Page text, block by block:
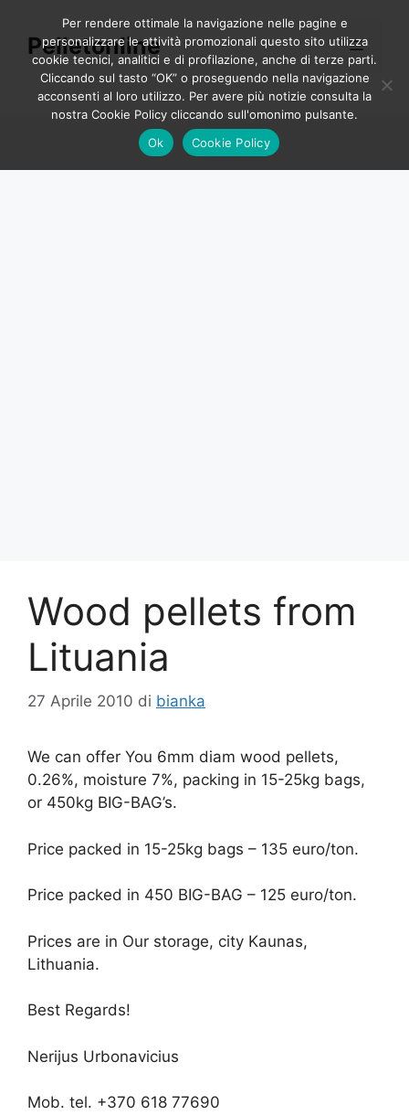
contenuto
Pelletonline Menu
Wood pellets from
Lituania
27 Aprile 2010 di bianka
We can offer You 6mm diam wood pellets,
0.26%, moisture 7%, packing in 15-25kg bags,
or 450kg BIG-BAG’s.
Price packed in 15-25kg bags – 135 euro/ton.
Price packed in 450 BIG-BAG – 125 euro/ton.
Prices are in Our storage, city Kaunas,
Lithuania.
Best Regards!
Nerijus Urbonavicius
Mob. tel. +370 618 77690
Per rendere ottimale la navigazione nelle pagine e
personalizzare le attività promozionali questo sito utilizza
cookie tecnici, analitici e di profilazione, anche di terze parti.
Cliccando sul tasto “OK” o proseguendo nella navigazione
acconsenti al loro utilizzo. Per avere più notizie consulta la
nostra Cookie Policy cliccando sull'omonimo pulsante.
Ok
Cookie Policy